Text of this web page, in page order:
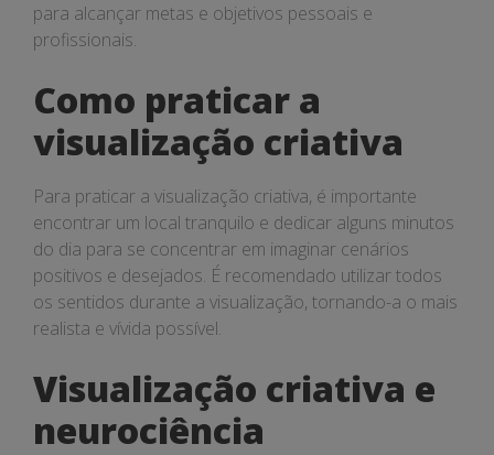
para alcançar metas e objetivos pessoais e
profissionais.
Como praticar a
visualização criativa
Para praticar a visualização criativa, é importante
encontrar um local tranquilo e dedicar alguns minutos
do dia para se concentrar em imaginar cenários
positivos e desejados. É recomendado utilizar todos
os sentidos durante a visualização, tornando-a o mais
realista e vívida possível.
Visualização criativa e
neurociência